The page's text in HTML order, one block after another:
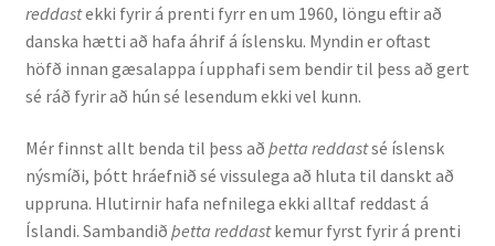
reddastekki fyrir á prenti fyrr en um 1960, löngu eftir að
danska hætti að hafa áhrif á íslensku. Myndin er oftast
höfð innan gæsalappa í upphafi sem bendir til þess að gert
sé ráð fyrir að hún sé lesendum ekki vel kunn.
Mér finnst allt benda til þess að þetta reddastsé íslensk
nýsmíði, þótt hráefnið sé vissulega að hluta til danskt að
uppruna. Hlutirnir hafa nefnilega ekki alltaf reddast á
Íslandi. Sambandið þetta reddastkemur fyrst fyrir á prenti